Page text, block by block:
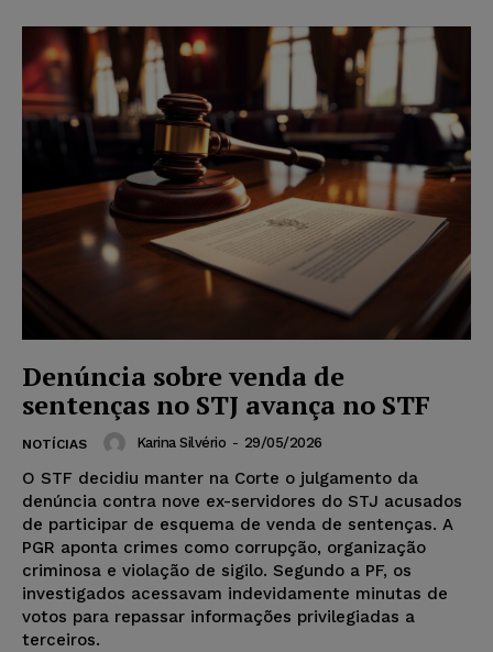
Denúncia sobre venda de
sentenças no STJ avança no STF
NOTÍCIAS Karina Silvério - 29/05/2026
O STF decidiu manter na Corte o julgamento da
denúncia contra nove ex-servidores do STJ acusados
de participar de esquema de venda de sentenças. A
PGR aponta crimes como corrupção, organização
criminosa e violação de sigilo. Segundo a PF, os
investigados acessavam indevidamente minutas de
votos para repassar informações privilegiadas a
terceiros.